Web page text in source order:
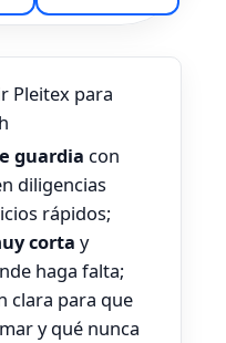
Pleitex para
guardia con
diligencias
rápidos;
corta y
haga falta;
clara para que
y qué nunca